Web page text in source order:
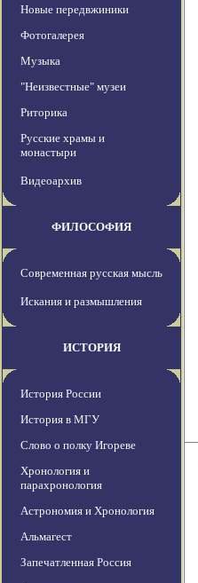
Новые передвжиники
Фотогалерея
Музыка
"Неизвестные" музеи
Риторика
Русские храмы и
монастыри
Видеоархив
ФИЛОСОФИЯ
Современная русская мысль
Искания и размышления
ИСТОРИЯ
История России
История в МГУ
Слово о полку Игореве
Хронология и
парахронология
Астрономия и Хронология
Альмагест
Запечатленная Россия